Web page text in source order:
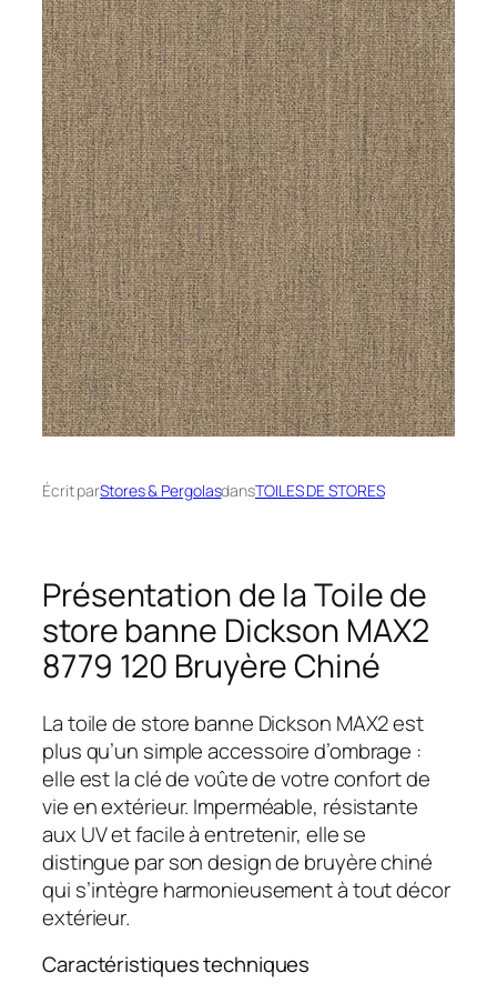
Écrit parStores & PergolasdansTOILES DE STORES
Présentation de la Toile de
store banne Dickson MAX2
8779 120 Bruyère Chiné
La toile de store banne Dickson MAX2 est
plus qu’un simple accessoire d’ombrage :
elle est la clé de voûte de votre confort de
vie en extérieur. Imperméable, résistante
aux UV et facile à entretenir, elle se
distingue par son design de bruyère chiné
qui s’intègre harmonieusement à tout décor
extérieur.
Caractéristiques techniques